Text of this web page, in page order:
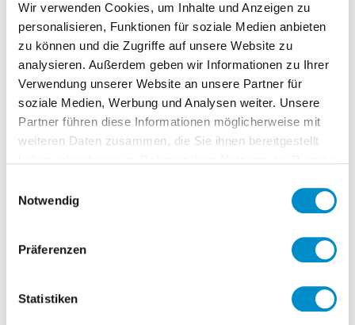
Wir verwenden Cookies, um Inhalte und Anzeigen zu
personalisieren, Funktionen für soziale Medien anbieten
zu können und die Zugriffe auf unsere Website zu
analysieren. Außerdem geben wir Informationen zu Ihrer
Verwendung unserer Website an unsere Partner für
soziale Medien, Werbung und Analysen weiter. Unsere
Partner führen diese Informationen möglicherweise mit
weiteren Daten zusammen, die Sie ihnen bereitgestellt
Notwendig
Präferenzen
Statistiken
Aufgaben & Ziele
Aufgabenstellung
Get familiar with the company's Privacy
organization, policies, handbook and
online tool
Legal in accelerating the completion
Provide project management expertise
ensure that compliance is met for the